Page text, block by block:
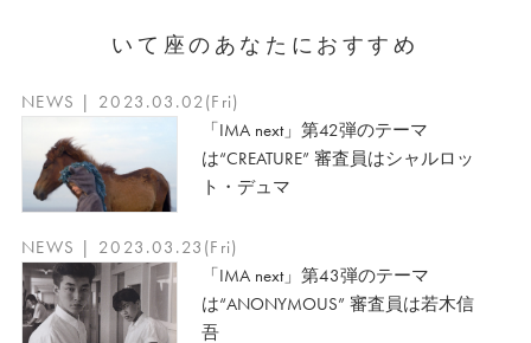
いて座のあなたにおすすめ
NEWS | 2023.03.02(Fri)
「IMA next」第42弾のテーマ
は“CREATURE” 審査員はシャルロッ
ト・デュマ
NEWS | 2023.03.23(Fri)
「IMA next」第43弾のテーマ
は“ANONYMOUS” 審査員は若木信
吾